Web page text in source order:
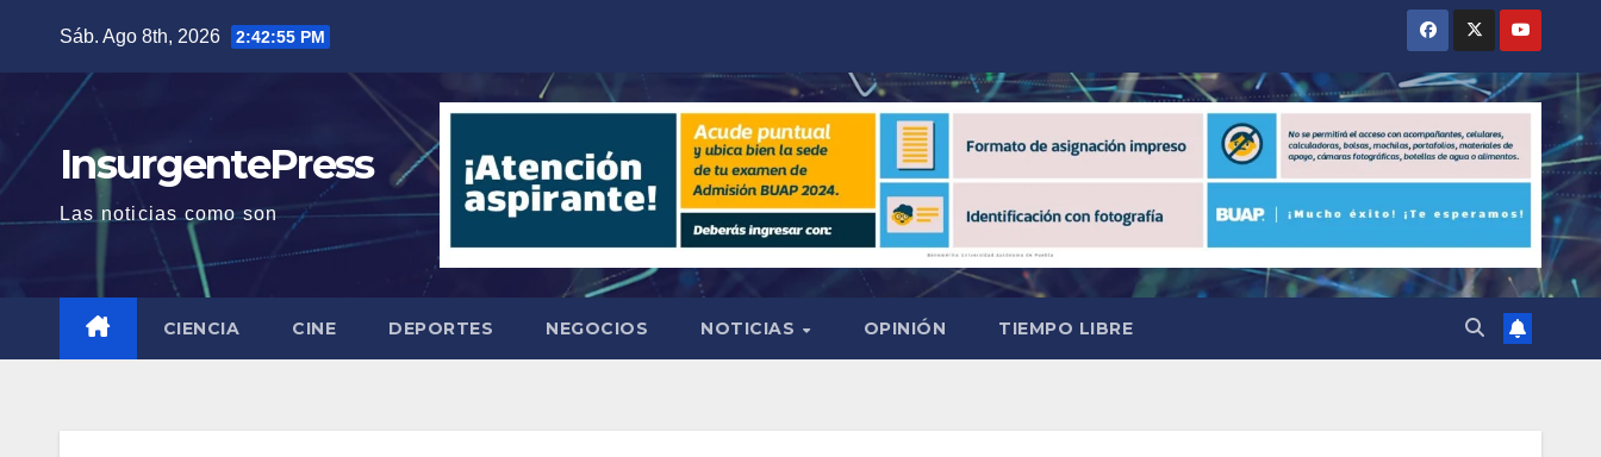
contenido
Sáb. Ago 8th, 2026 2:42:56 PM
InsurgentePress
Las noticias como son
CIENCIA CINE DEPORTES NEGOCIOS NOTICIAS OPINIÓN TIEMPO LIBRE